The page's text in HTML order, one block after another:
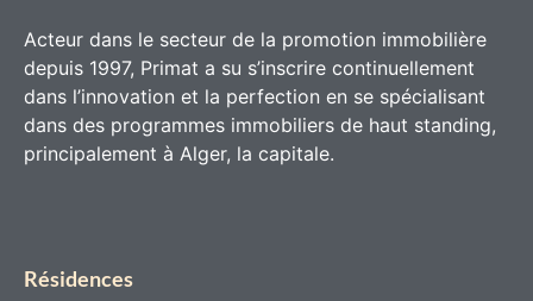
Acteur dans le secteur de la promotion immobilière
depuis 1997, Primat a su s’inscrire continuellement
dans l’innovation et la perfection en se spécialisant
dans des programmes immobiliers de haut standing,
principalement à Alger, la capitale.
Résidences